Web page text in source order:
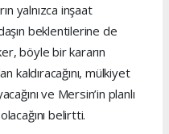
yalnızca inşaat
beklentilerine de
böyle bir kararın
kaldıracağını, mülkiyet
ve Mersin’in planlı
belirtti.